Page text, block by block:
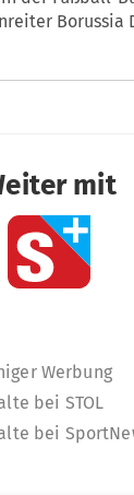
Borussia